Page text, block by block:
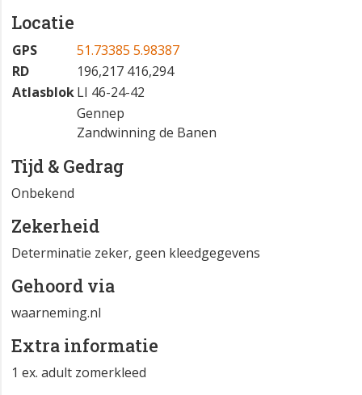
Locatie
GPS
51.73385 5.98387
RD
196,217 416,294
AtlasblokLI 46-24-42
Gennep
Zandwinning de Banen
Tijd & Gedrag
Onbekend
Zekerheid
Determinatie zeker, geen kleedgegevens
Gehoord via
waarneming.nl
Extra informatie
1 ex. adult zomerkleed